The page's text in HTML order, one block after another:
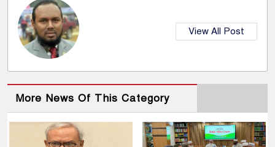
View All Post
More News Of This Category